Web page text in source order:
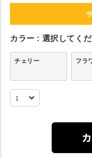
カラー 選択してく
チェリー フラ